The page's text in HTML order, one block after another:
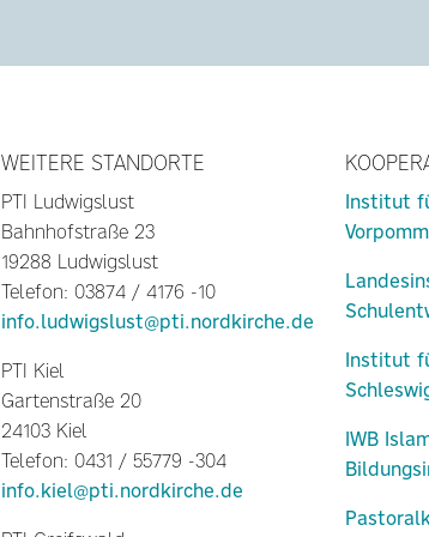
WEITERE STANDORTE
PTI Ludwigslust
Bahnhofstraße 23
19288 Ludwigslust
Telefon: 03874 / 4176 -10
info.ludwigslust@pti.nordkirche.de
PTI Kiel
Gartenstraße 20
24103 Kiel
Telefon: 0431 / 55779 -304
info.kiel@pti.nordkirche.de
Institut
Institut
IWB